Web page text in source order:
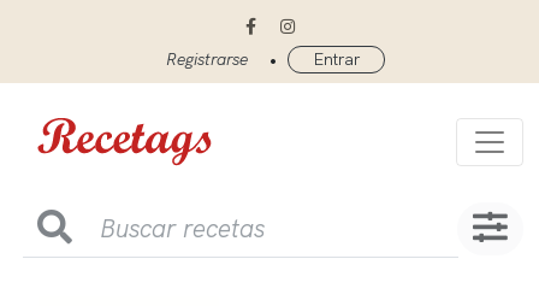
Registrarse • Entrar